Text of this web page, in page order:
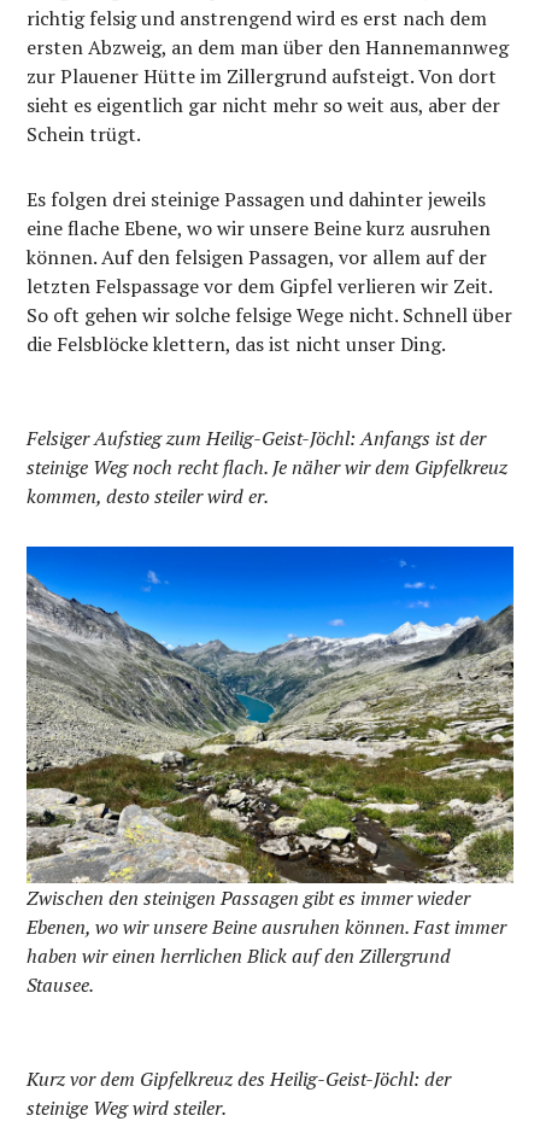
richtig felsig und anstrengend wird es erst nach dem
ersten Abzweig, an dem man über den Hannemannweg
zur Plauener Hütte im Zillergrund aufsteigt. Von dort
sieht es eigentlich gar nicht mehr so weit aus, aber der
Schein trügt.
Es folgen drei steinige Passagen und dahinter jeweils
eine flache Ebene, wo wir unsere Beine kurz ausruhen
können. Auf den felsigen Passagen, vor allem auf der
letzten Felspassage vor dem Gipfel verlieren wir Zeit.
So oft gehen wir solche felsige Wege nicht. Schnell über
die Felsblöcke klettern, das ist nicht unser Ding.
Felsiger Aufstieg zum Heilig-Geist-Jöchl: Anfangs ist der
steinige Weg noch recht flach. Je näher wir dem Gipfelkreuz
kommen, desto steiler wird er.
Zwischen den steinigen Passagen gibt es immer wieder
Ebenen, wo wir unsere Beine ausruhen können. Fast immer
haben wir einen herrlichen Blick auf den Zillergrund
Stausee.
Kurz vor dem Gipfelkreuz des Heilig-Geist-Jöchl: der
steinige Weg wird steiler.